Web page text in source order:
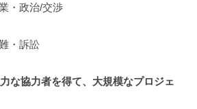
・政治/交渉
・訴訟
力な協力者を得て、大規模なプロジェ